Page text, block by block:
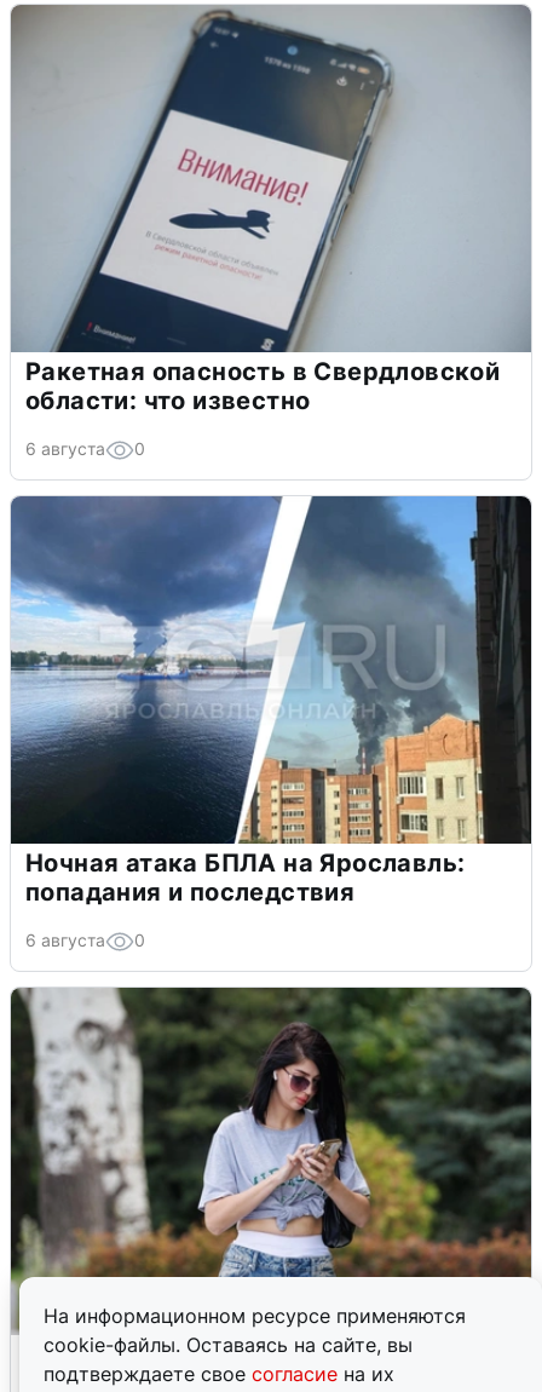
На информационном ресурсе применяются
cookie-файлы. Оставаясь на сайте, вы
подтверждаете свое согласие на их
Ракетная опасность в Свердловской
области: что известно
6 августа 0
Ночная атака БПЛА на Ярославль:
попадания и последствия
6 августа 0
Волгоградцы остались без
мобильного интернета